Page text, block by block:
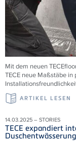
Mit dem neuen
TECE neue Maßstäbe
ARTIKEL LESEN
14.03.2025 – STORIES
TECE expandiert
Duschentwässerung